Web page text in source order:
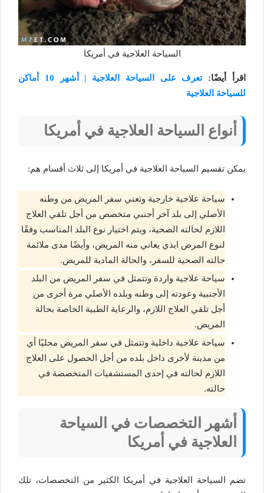
السياحة العلاجية في أمريكا
اقرأ أيضًا:
تعرف على السياحة العلاجية | أشهر 10 أماكن
للسياحة العلاجية
أنواع السياحة العلاجية في أمريكا
يمكن تقسيم السياحة العلاجية في أمريكا إلى ثلاث أقسام هم:
سياحة علاجية خارجية وتعني سفر المريض من وطنه
الأصلي إلى بلد آخر أجنبي متخصص من أجل تلقي العلاج
اللازم لحالته الصحية، ويتم اختيار نوع البلد المناسب وفقًا
لنوع المرض ابذي يعاني منه المريض، وأيضًا مدى ملائمة
حالته الصحية للسفر، والحالة المادية للمريض.
سياحة علاجية واردة وتتمثل في سفر المريض من البلد
الأجنبية وعودته إلى وطنه وبلده الأصلي مرة أخرى من
أجل تلقي العلاج اللازم، والرعاية الطبية الخاصة بحالة
المريض.
سياحة علاجية داخلية وتتمثل في سفر المريض محليًا أي
من مدينة لأخرى داخل بلده من أجل الحصول على العلاج
اللازم لحالته في إحدى المستشفيات المتخصصة في
حالته.
أشهر التخصصات في السياحة
العلاجية في أمريكا
تضم السياحة العلاجية في أمريكا الكثير من التخصصات، تلك